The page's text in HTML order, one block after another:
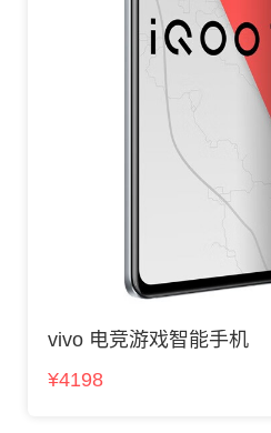
vivo 电竞游戏智能手机
¥4198